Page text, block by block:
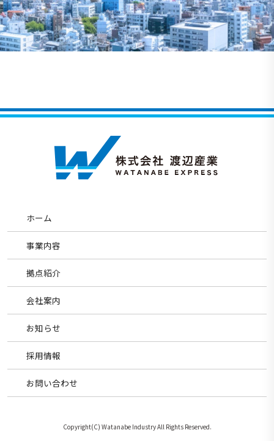
ホーム
事業内容
拠点紹介
会社案内
お知らせ
採用情報
お問い合わせ
Copyright(C) Watanabe Industry All Rights Reserved.